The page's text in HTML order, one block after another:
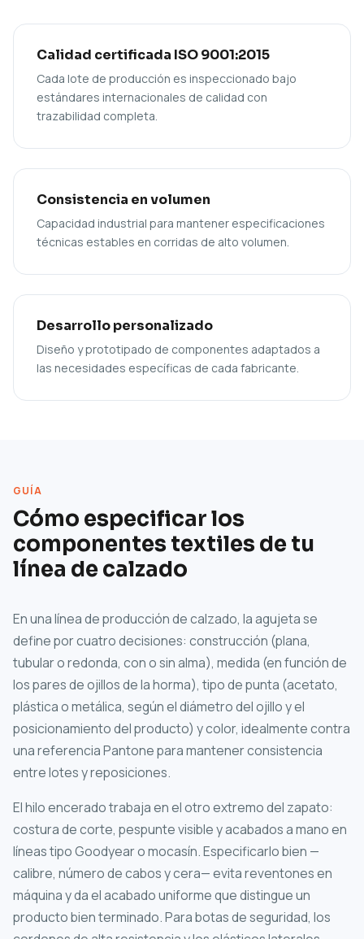
Calidad certificada ISO 9001:2015
Cada lote de producción es inspeccionado bajo
estándares internacionales de calidad con
trazabilidad completa.
Consistencia en volumen
Capacidad industrial para mantener especificaciones
técnicas estables en corridas de alto volumen.
Desarrollo personalizado
Diseño y prototipado de componentes adaptados a
las necesidades específicas de cada fabricante.
GUÍA
Cómo especificar los
componentes textiles de tu
línea de calzado
En una línea de producción de calzado, la agujeta se
define por cuatro decisiones: construcción (plana,
tubular o redonda, con o sin alma), medida (en función de
los pares de ojillos de la horma), tipo de punta (acetato,
plástica o metálica, según el diámetro del ojillo y el
posicionamiento del producto) y color, idealmente contra
una referencia Pantone para mantener consistencia
entre lotes y reposiciones.
El hilo encerado trabaja en el otro extremo del zapato:
costura de corte, pespunte visible y acabados a mano en
líneas tipo Goodyear o mocasín. Especificarlo bien —
calibre, número de cabos y cera— evita reventones en
máquina y da el acabado uniforme que distingue un
producto bien terminado. Para botas de seguridad, los